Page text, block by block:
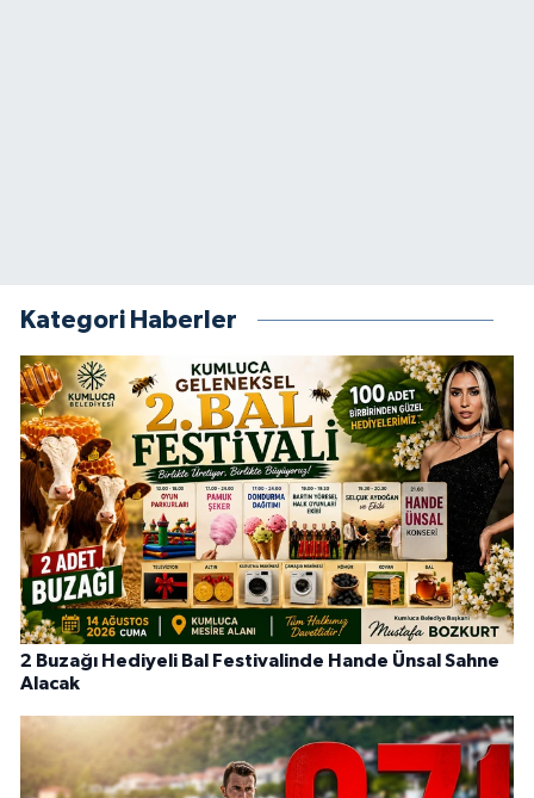
Kategori Haberler
2 Buzağı Hediyeli Bal Festivalinde Hande Ünsal Sahne
Alacak